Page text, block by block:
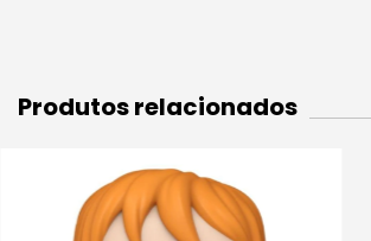
Produtos relacionados